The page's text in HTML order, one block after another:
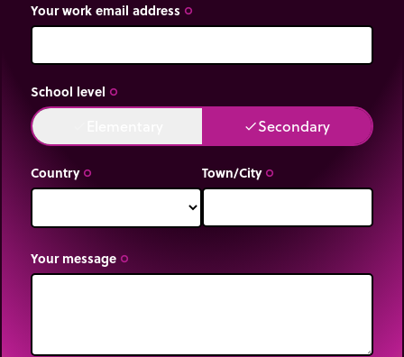
Your work email address trip_origin
School level trip_origin
doneSecondary
Country trip_origin Town/City trip_origin
Your message trip_origin